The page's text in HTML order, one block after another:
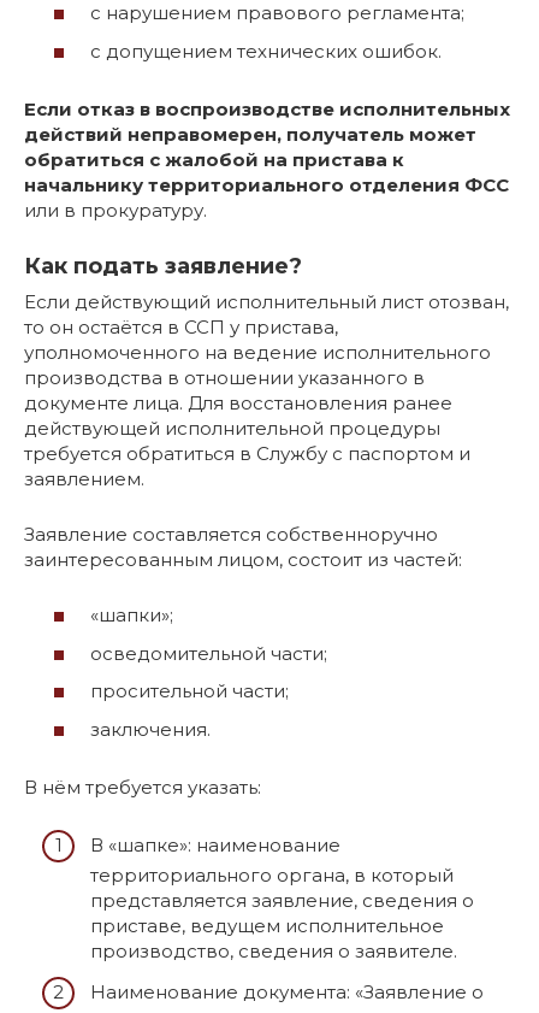
с нарушением правового регламента;
с допущением технических ошибок.
Если отказ в воспроизводстве исполнительных
действий неправомерен, получатель может
обратиться с жалобой на пристава к
начальнику территориального отделения ФСС
или в прокуратуру.
Как подать заявление?
Если действующий исполнительный лист отозван,
то он остаётся в ССП у пристава,
уполномоченного на ведение исполнительного
производства в отношении указанного в
документе лица. Для восстановления ранее
действующей исполнительной процедуры
требуется обратиться в Службу с паспортом и
заявлением.
Заявление составляется собственноручно
заинтересованным лицом, состоит из частей:
«шапки»;
осведомительной части;
просительной части;
заключения.
В нём требуется указать:
В «шапке»: наименование
территориального органа, в который
представляется заявление, сведения о
приставе, ведущем исполнительное
производство, сведения о заявителе.
Наименование документа: «Заявление о